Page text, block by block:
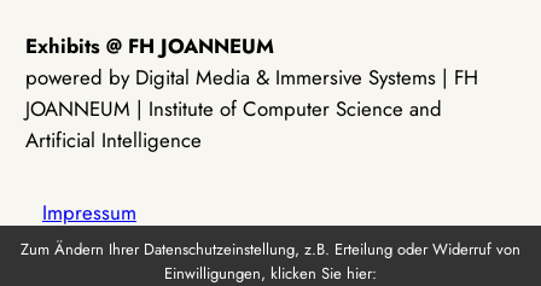
Exhibits @ FH JOANNEUM
powered by Digital Media & Immersive Systems | FH
JOANNEUM | Institute of Computer Science and
Artificial Intelligence
Impressum
Zum Ändern Ihrer Datenschutzeinstellung, z.B. Erteilung oder Widerruf von
Einwilligungen, klicken Sie hier: